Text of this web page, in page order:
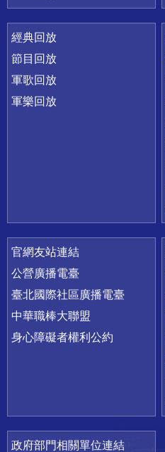
經典回放
節目回放
軍歌回放
軍樂回放
官網友站連結
公營廣播電臺
臺北國際社區廣播電臺
中華職棒大聯盟
身心障礙者權利公約
政府部門相關單位連結